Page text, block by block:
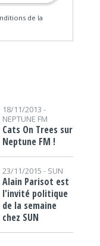
de la
audio
18/11/2013 -
NEPTUNE FM
Cats On Trees sur
Neptune FM !
audio
23/11/2015 - SUN
Alain Parisot est
l'invité politique
de la semaine
chez SUN